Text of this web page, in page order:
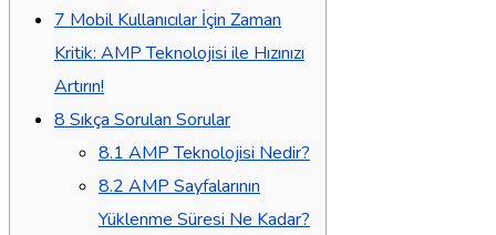
7 Mobil Kullanıcılar İçin Zaman
Kritik: AMP Teknolojisi ile Hızınızı
Artırın!
8 Sıkça Sorulan Sorular
8.1 AMP Teknolojisi Nedir?
8.2 AMP Sayfalarının
Yüklenme Süresi Ne Kadar?